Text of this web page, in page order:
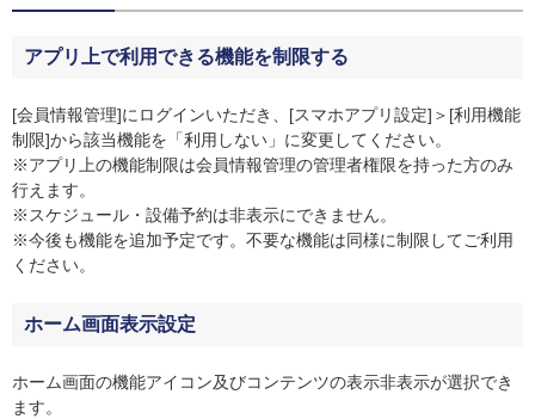
アプリ上で利用できる機能を制限する
[会員情報管理]にログインいただき、[スマホアプリ設定]＞[利用機能
制限]から該当機能を「利用しない」に変更してください。
※アプリ上の機能制限は会員情報管理の管理者権限を持った方のみ
行えます。
※スケジュール・設備予約は非表示にできません。
※今後も機能を追加予定です。不要な機能は同様に制限してご利用
ください。
ホーム画面表示設定
ホーム画面の機能アイコン及びコンテンツの表示非表示が選択でき
ます。